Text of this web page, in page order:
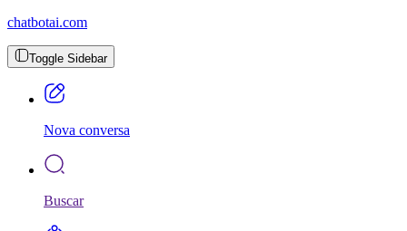
chatbotai.com
Toggle Sidebar
Nova conversa
Buscar